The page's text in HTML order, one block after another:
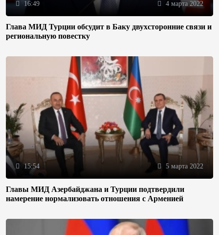
16:49 4 марта 2022
Глава МИД Турции обсудит в Баку двухсторонние связи и
региональную повестку
15:54 5 марта 2022
Главы МИД Азербайджана и Турции подтвердили
намерение нормализовать отношения с Арменией